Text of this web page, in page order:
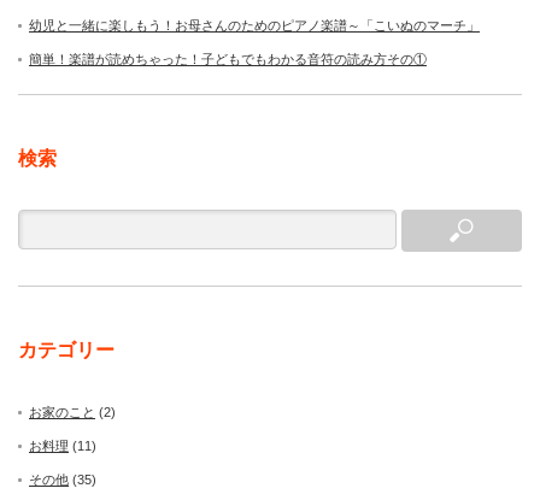
幼児と一緒に楽しもう！お母さんのためのピアノ楽譜～「こいぬのマーチ」
簡単！楽譜が読めちゃった！子どもでもわかる音符の読み方その①
検索
カテゴリー
お家のこと (2)
お料理 (11)
その他 (35)